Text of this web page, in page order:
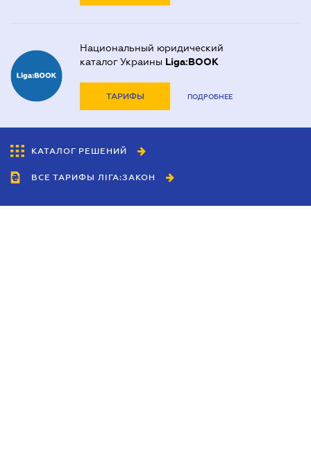
Национальный юридический
каталог Украины Liga:BOOK
ТАРИФЫ ПОДРОБНЕЕ
КАТАЛОГ РЕШЕНИЙ
ВСЕ ТАРИФЫ ЛІГА:ЗАКОН